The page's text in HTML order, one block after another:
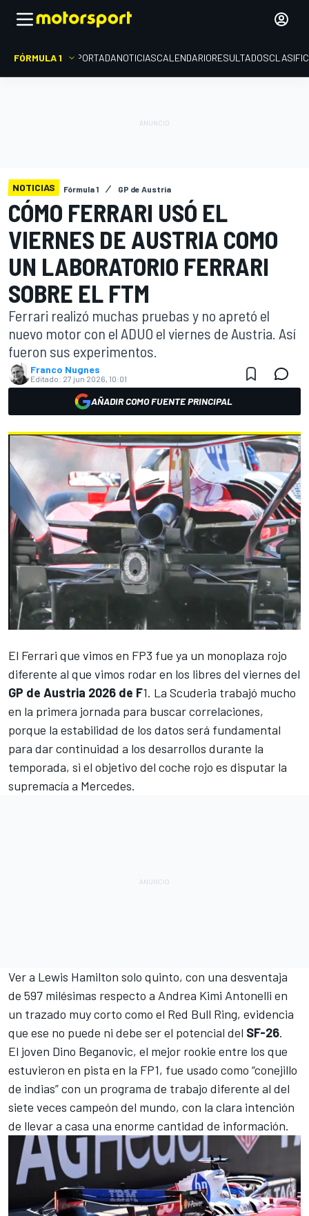
FÓRMULA 1 PORTADANOTICIASCALENDARIORESULTADOS
NOTICIAS Fórmula 1 GP de Austria
CÓMO FERRARI USÓ EL
VIERNES DE AUSTRIA COMO
UN LABORATORIO FERRARI
SOBRE EL FTM
Ferrari realizó muchas pruebas y no apretó el
nuevo motor con el ADUO el viernes de Austria. Así
fueron sus experimentos.
Franco Nugnes
Editado: 27 jun 2026, 10:01
AÑADIR COMO FUENTE PRINCIPAL
El Ferrari que vimos en FP3 fue ya un monoplaza rojo
diferente al que vimos rodar en los libres del viernes del
GP de Austria 2026 de F1. La Scuderia trabajó mucho
en la primera jornada para buscar correlaciones,
porque la estabilidad de los datos será fundamental
para dar continuidad a los desarrollos durante la
temporada, si el objetivo del coche rojo es disputar la
supremacía a Mercedes.
Ver a Lewis Hamilton solo quinto, con una desventaja
de 597 milésimas respecto a Andrea Kimi Antonelli en
un trazado muy corto como el Red Bull Ring, evidencia
que ese no puede ni debe ser el potencial del SF-26.
El joven Dino Beganovic, el mejor rookie entre los que
estuvieron en pista en la FP1, fue usado como “conejillo
de indias” con un programa de trabajo diferente al del
siete veces campeón del mundo, con la clara intención
de llevar a casa una enorme cantidad de información.